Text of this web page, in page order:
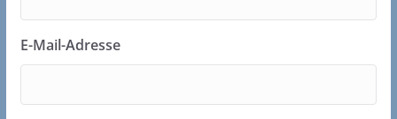
E-Mail-Adresse